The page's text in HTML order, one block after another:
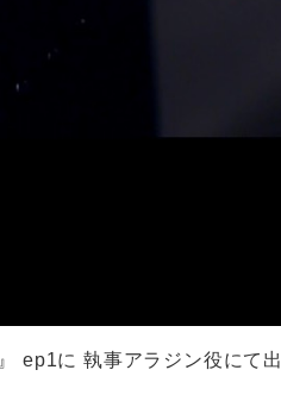
ep1に 執事アラジン役にて出